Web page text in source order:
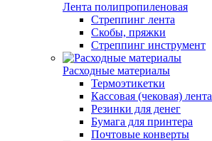
Лента полипропиленовая
Стреппинг лента
Скобы, пряжки
Стреппинг инструмент
Расходные материалы
Термоэтикетки
Кассовая (чековая) лента
Резинки для денег
Бумага для принтера
Почтовые конверты